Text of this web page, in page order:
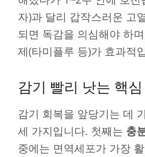
자)과 달리 갑작스러운 고
되면 독감을 의심해야 하
제(타미플루 등)가 효과적
감기 빨리 낫는 핵
감기 회복을 앞당기는 데
세 가지입니다. 첫째는 충
중에는 면역세포가 가장